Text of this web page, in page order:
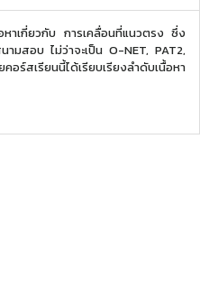
าเกี่ยวกับ การเคลื่อนที่แนวตรง ซึ่ง
ามสอบ ไม่ว่าจะเป็น O-NET, PAT2,
สเรียนนี้ได้เรียบเรียงลำดับเนื้อหา
กมาย พร้อมแนวข้อสอบที่ครอบคลุม
ยาลัยและคณะในฝันได้อย่างแน่นอน!